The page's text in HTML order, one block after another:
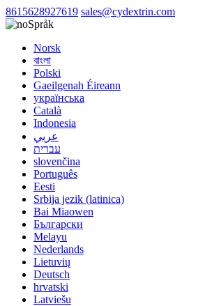
8615628927619 sales@cydextrin.com
Språk
Norsk
বাংলা
Polski
Gaeilgenah Éireann
українська
Català
Indonesia
عربي
עברית
slovenčina
Português
Eesti
Srbija jezik (latinica)
Bai Miaowen
Български
Melayu
Nederlands
Lietuvių
Deutsch
hrvatski
Latviešu